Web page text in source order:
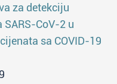
za detekciju
CoV-2 u
sa COVID-19